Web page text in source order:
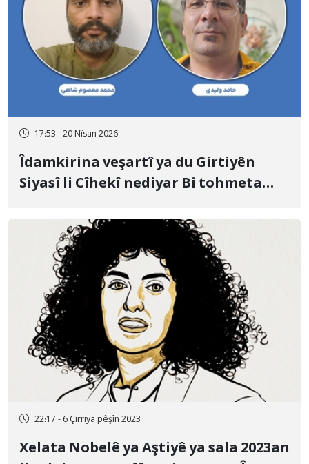
17:53 - 20 Nîsan 2026
Îdamkirina veşartî ya du Girtiyên
Siyasî li Cîhekî nediyar Bi tohmeta
Meisûm Şahî û Hamid Velîdî
22:17 - 6 Çirriya pêşîn 2023
Xelata Nobelê ya Aştiyê ya sala 2023an